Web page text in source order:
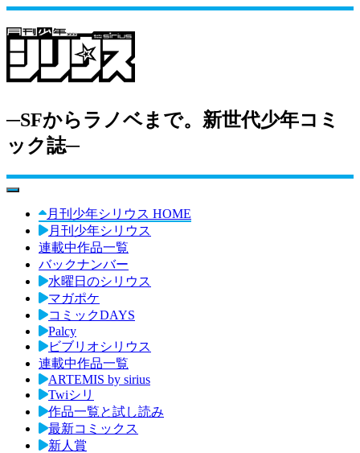
─SFからラノベまで。新世代少年コミ
ック誌─
toggle navigation
月刊少年シリウス HOME
月刊少年シリウス
連載中作品一覧
バックナンバー
水曜日のシリウス
マガポケ
コミックDAYS
Palcy
ビブリオシリウス
連載中作品一覧
ARTEMIS by sirius
Twiシリ
作品一覧と試し読み
最新コミックス
新人賞